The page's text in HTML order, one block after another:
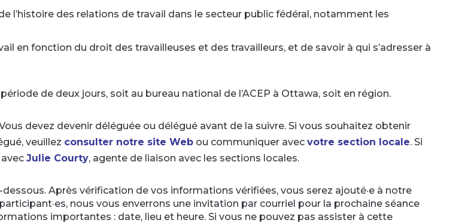
l’histoire des relations de travail dans le secteur public fédéral, notamment les
en fonction du droit des travailleuses et des travailleurs, et de savoir à qui s’adresser à
de deux jours, soit au bureau national de l’ACEP à Ottawa, soit en région.
devez devenir déléguée ou délégué avant de la suivre. Si vous souhaitez obtenir
veuillez consulter notre site Web ou communiquer avec votre section locale. Si
Julie Courty, agente de liaison avec les sections locales.
Après vérification de vos informations vérifiées, vous serez ajouté·e à notre
nous vous enverrons une invitation par courriel pour la prochaine séance
importantes : date, lieu et heure. Si vous ne pouvez pas assister à cette